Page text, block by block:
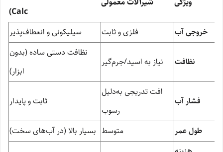
Calc)
خروجی آب
فلزی و ثابت سیلیکونی و انعطاف‌پذیر
نظافت نیاز به اسید/جرم‌گیر
نظافت دستی ساده (بدون
ابزار)
فشار آب
افت تدریجی به‌دلیل
رسوب
ثابت و پایدار
طول عمر متوسط بسیار بالا (در آب‌های سخت)